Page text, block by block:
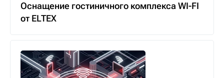
Оснащение гостиничного комплекса WI-FI
от ELTEX